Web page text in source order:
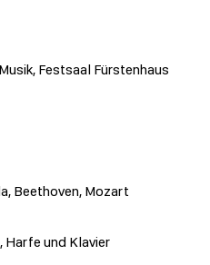
Beethoven, Mozart
Harfe und Klavier
Festsaal Fürstenhaus